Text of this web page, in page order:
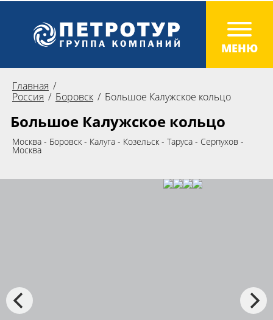
Главная
Россия
Боровск Большое Калужское кольцо
Большое Калужское кольцо
Москва - Боровск - Калуга - Козельск - Таруса - Серпухов -
Москва